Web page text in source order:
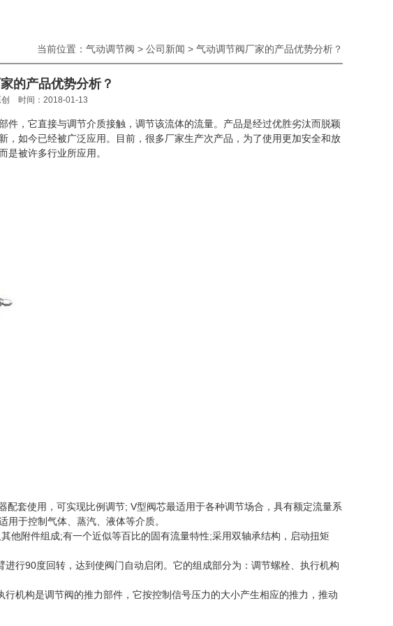
当前位置： 气动调节阀 > 公司新闻 > 气动调节阀厂家的产品优势分析？
的产品优势分析？
创 时间：2018-01-13
件，它直接与调节介质接触，调节该流体的流量。产品是经过优胜劣汰而脱颖
如今已经被广泛应用。目前，很多厂家生产次产品，为了使用更加安全和放
是被许多行业所应用。
套使用，可实现比例调节; V型阀芯最适用于各种调节场合，具有额定流量系
于控制气体、蒸汽、液体等介质。
他附件组成;有一个近似等百比的固有流量特性;采用双轴承结构，启动扭矩
行90度回转，达到使阀门自动启闭。它的组成部分为：调节螺栓、执行机构
机构是调节阀的推力部件，它按控制信号压力的大小产生相应的推力，推动